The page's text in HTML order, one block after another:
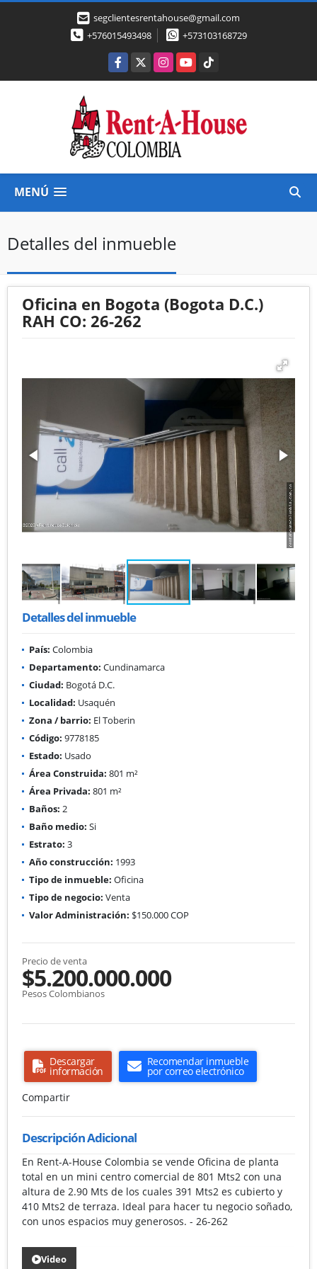
segclientesrentahouse@gmail.com
+576015493498
+573103168729
Facebook
X InstagramYouTubeTikTok
MENÚ
Detalles del inmueble
Oficina en Bogota (Bogota D.C.)
RAH CO: 26-262
Detalles del inmueble
País: Colombia
Departamento: Cundinamarca
Ciudad: Bogotá D.C.
Localidad: Usaquén
Zona / barrio: El Toberin
Código: 9778185
Estado: Usado
Área Construida: 801 m²
Área Privada: 801 m²
Baños: 2
Baño medio: Si
Estrato: 3
Año construcción: 1993
Tipo de inmueble: Oficina
Tipo de negocio: Venta
Valor Administración: $150.000 COP
Precio de venta
$5.200.000.000
Pesos Colombianos
Descargar
información
Recomendar inmueble
por correo electrónico
Compartir
Descripción Adicional
En Rent-A-House Colombia se vende Oficina de planta
total en un mini centro comercial de 801 Mts2 con una
altura de 2.90 Mts de los cuales 391 Mts2 es cubierto y
410 Mts2 de terraza. Ideal para hacer tu negocio soñado,
con unos espacios muy generosos. - 26-262
Video